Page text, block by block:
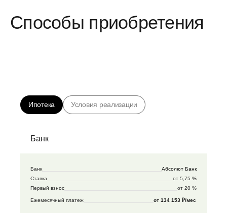
Способы приобретения
Ипотека Условия реализации
Банк
Банк
Абсолют Банк
Ставка
от 5,75 %
Первый взнос
от 20 %
Ежемесячный платеж от 134 153 ₽/мес